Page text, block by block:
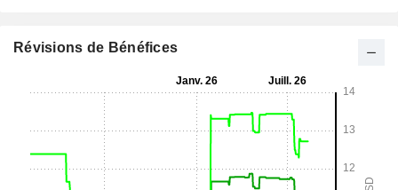
Révisions de Bénéfices